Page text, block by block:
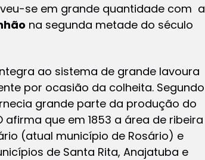
se em grande quantidade com a
na segunda metade do século
ao sistema de grande lavoura
por ocasião da colheita. Segundo
grande parte da produção do
afirma que em 1853 a área de ribeira
(atual município de Rosário) e
de Santa Rita, Anajatuba e